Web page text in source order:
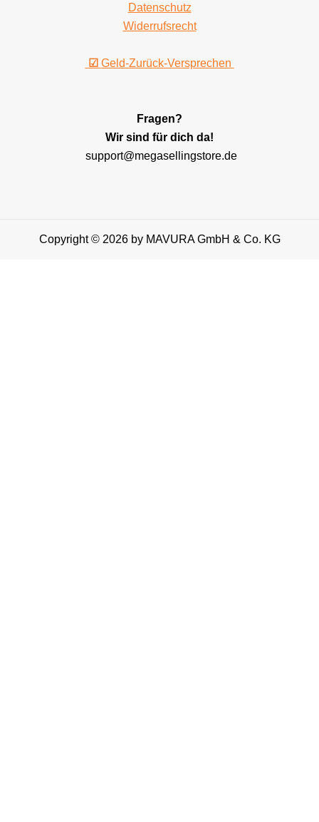
Datenschutz
Widerrufsrecht
☑ Geld-Zurück-Versprechen
Fragen?
Wir sind für dich da!
support@megasellingstore.de
Copyright © 2026 by MAVURA GmbH & Co. KG